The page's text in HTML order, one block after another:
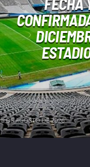
5 DE AGOSTO DE 2026